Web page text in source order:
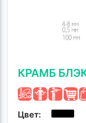
КРАМБ
Цвет: